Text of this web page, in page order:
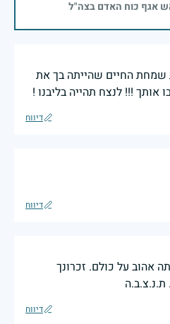
אגף כוח האדם בצה"ל
שמחת החיים שהייתה בך את
אותך !!! לנצח תהייה בליבנו !
דיווח
דיווח
אהוב על כולם. זכרונך
ת.נ.צ.ב.ה
דיווח